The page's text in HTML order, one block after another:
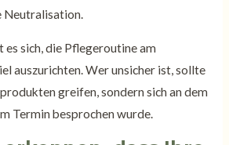
Neutralisation.
es sich, die Pflegeroutine am
auszurichten. Wer unsicher ist, sollte
greifen, sondern sich an dem
Termin besprochen wurde.